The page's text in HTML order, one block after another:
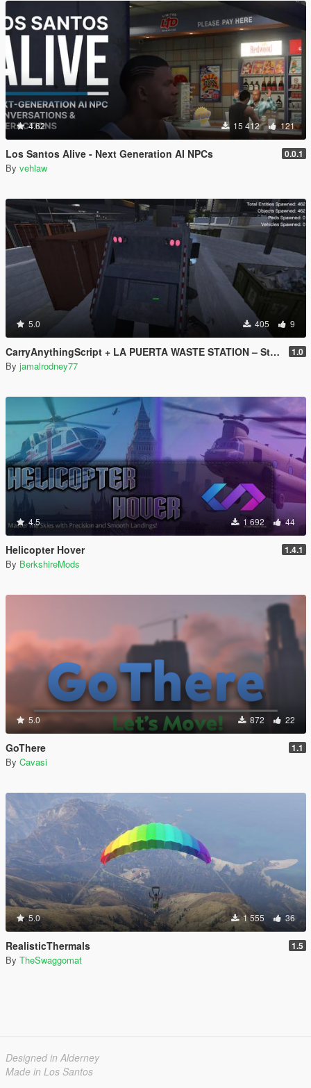
4.62 15 412 121
Los Santos Alive - Next Generation AI NPCs 0.0.1
By vehlaw
5.0 405 9
CarryAnythingScript + LA PUERTA WASTE STATION – Street Garbage Pickup 1.0
By jamalrodney77
4.5 1 692 44
Helicopter Hover 1.4.1
By BerkshireMods
5.0 872 22
GoThere 1.1
By Cavasi
5.0 1 555 36
RealisticThermals 1.5
By TheSwaggomat
Designed in Alderney
Made in Los Santos